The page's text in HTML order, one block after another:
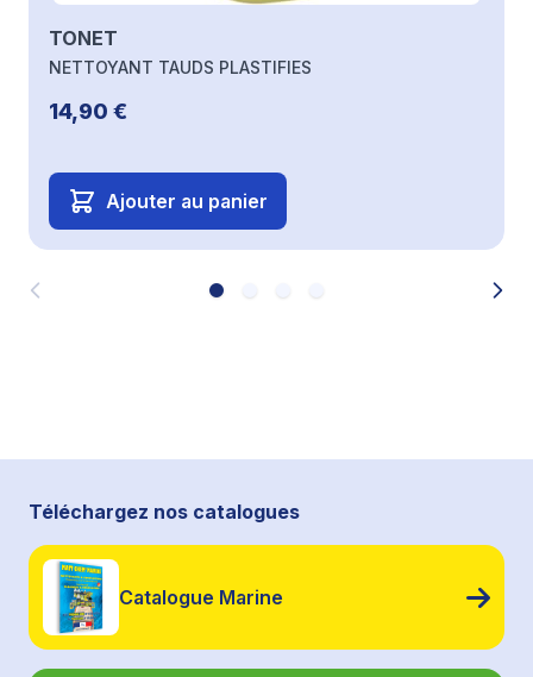
TONET
NETTOYANT TAUDS PLASTIFIES
14,90 €
Ajouter au panier
Téléchargez nos catalogues
Catalogue Marine